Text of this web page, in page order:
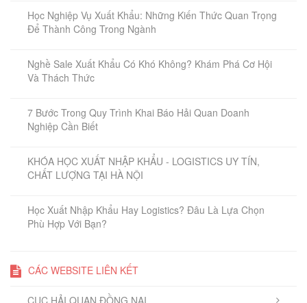
Học Nghiệp Vụ Xuất Khẩu: Những Kiến Thức Quan Trọng
Để Thành Công Trong Ngành
Nghề Sale Xuất Khẩu Có Khó Không? Khám Phá Cơ Hội
Và Thách Thức
7 Bước Trong Quy Trình Khai Báo Hải Quan Doanh
Nghiệp Cần Biết
KHÓA HỌC XUẤT NHẬP KHẨU - LOGISTICS UY TÍN,
CHẤT LƯỢNG TẠI HÀ NỘI
Học Xuất Nhập Khẩu Hay Logistics? Đâu Là Lựa Chọn
Phù Hợp Với Bạn?
CÁC WEBSITE LIÊN KẾT